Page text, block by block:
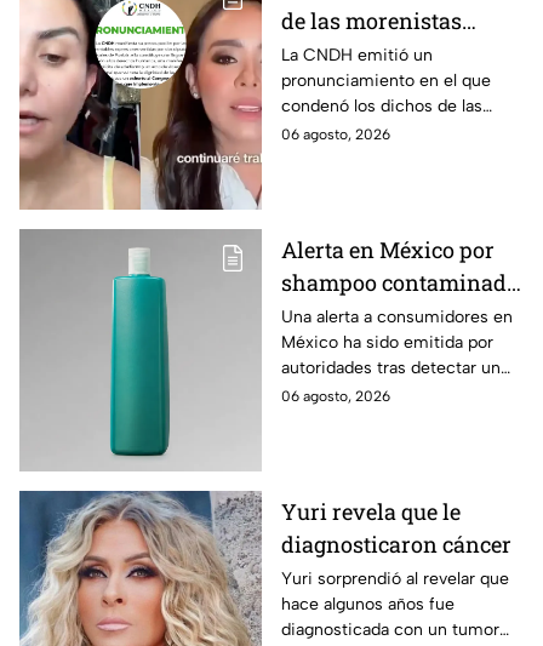
de Honestidad y Justicia de
Morena la que determine su
futuro político.
de las morenistas
Nayeli Salvatori y
Graciela Palomares
contra adultos mayores
y manda exhorto al
La CNDH emitió un
pronunciamiento en el que
condenó los dichos de las
morenistas Nayeli Salvatori y
06 agosto, 2026
Alerta en México por
shampoo contaminado
con bacteria: Así lo
puedes detectar
Una alerta a consumidores en
México ha sido emitida por
autoridades tras detectar un
shampoo contaminado con
06 agosto, 2026
Yuri revela que le
diagnosticaron cáncer
Yuri sorprendió al revelar que
hace algunos años fue
diagnosticada con un tumor